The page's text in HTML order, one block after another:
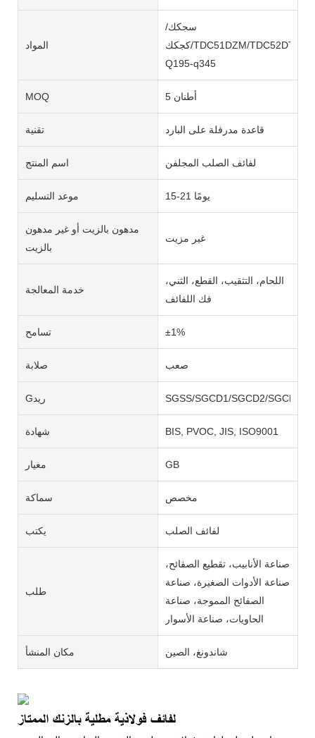
المواد
سجكك/
كجكك/TDC51DZM/TDC52DTS350GD/TS550GD/DX51D+Z
Q195-q345
MOQ 5 أطنان
تقنية قاعدة مدرفلة على البارد
اسم المنتج لفائف الصلب المجلفن
موعد التسليم 15-21 يومًا
مدهون بالزيت أو غير مدهون
بالزيت
غير مزيت
خدمة المعالجة
اللحام، التثقيب، القطع، الثني،
فك اللفائف
تسامح ±1%
صلابة صعب
Gريد SGSS/SGCD1/SGCD2/SGCD3/
شهادة BIS, PVOC, JIS, ISO9001
معيار GB
سماكة مخصص
يكتب لفائف الصلب
طلب
صناعة الأنابيب، تقطيع الصفائح،
صناعة الأدوات الصغيرة، صناعة
الصفائح المموجة، صناعة
الحاويات، صناعة الأسوار
مكان المنشأ شاندونغ، الصين
لفائف فولاذية مطلية بالزنك الممتاز